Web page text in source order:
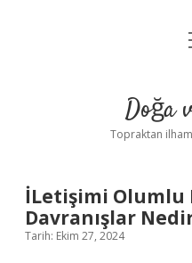
Doğa
Topraktan
İLetişimi Olumlu
Davranışlar
Tarih: Ekim 27, 2024